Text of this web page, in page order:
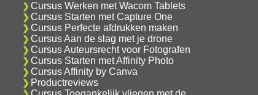
Cursus Werken met Wacom Tablets
Cursus Starten met Capture One
Cursus Perfecte afdrukken maken
Cursus Aan de slag met je drone
Cursus Auteursrecht voor Fotografen
Cursus Starten met Affinity Photo
Cursus Affinity by Canva
Productreviews